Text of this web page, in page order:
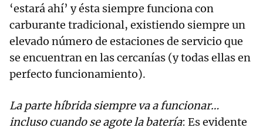
‘estará ahí’ y ésta siempre funciona con
carburante tradicional, existiendo siempre un
elevado número de estaciones de servicio que
se encuentran en las cercanías (y todas ellas en
perfecto funcionamiento).
La parte híbrida siempre va a funcionar…
incluso cuando se agote la batería: Es evidente